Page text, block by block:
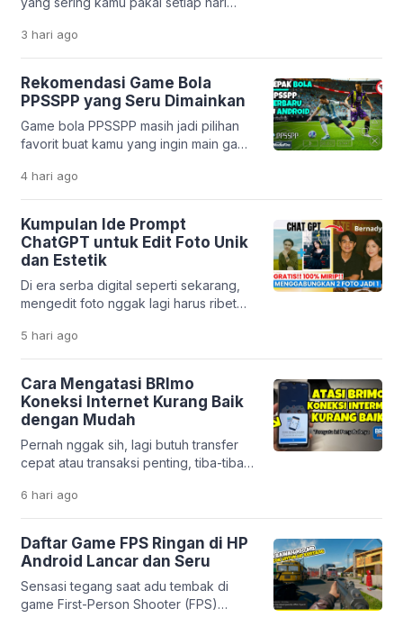
korban bisa terjebak bunga tinggi,
Indonesia? Mulai dari pesan ojek,
belanja online, sampai belajar,
semuanya bisa dilakukan lewat karya
anak bangsa. Perkembangan teknologi
digital di Indonesia memang sangat
pesat. Banyak startup lokal yang
berhasil menciptakan solusi praktis
mempermudah hidup, aplikasi […]
3 hari ago
Rekomendasi Game Bola
PPSSPP yang Seru Dimainkan
Game bola PPSSPP masih jadi pilihan
favorit buat kamu yang ingin main game
perangkat mahal. Emulator PPSSPP
memungkinkan kamu menjalankan
game PSP dengan lancar, bahkan di
HP dengan spesifikasi menengah ke
bawah. Menariknya, beberapa game
masih mendapatkan update dari
komunitas. Mulai dari transfer pemain
terbaru sampai patch liga […]
4 hari ago
Kumpulan Ide Prompt
ChatGPT untuk Edit Foto Unik
dan Estetik
Di era serba digital seperti sekarang,
mengedit foto nggak lagi harus ribet
kemajuan teknologi kecerdasan buatan
seperti ChatGPT, kamu cukup
mengetikkan perintah teks untuk
mengubah tampilan foto jadi lebih
estetik dan unik. Mulai dari efek
sinematik ala film, tampilan 3D yang
modern, sampai gaya anime yang lucu,
semuanya bisa […]
5 hari ago
Cara Mengatasi BRImo
Koneksi Internet Kurang Baik
dengan Mudah
Pernah nggak sih, lagi butuh transfer
cepat atau transaksi penting, tiba-tiba
kurang baik” di aplikasi BRImo?
Rasanya pasti bikin panik, apalagi kalau
situasinya mendesak. Masalah ini
memang cukup sering dialami oleh
nasabah Bank BRI. Tapi tenang,
penyebabnya nggak selalu karena
server gangguan. Justru, dalam banyak
6 hari ago
Daftar Game FPS Ringan di HP
Android Lancar dan Seru
Sensasi tegang saat adu tembak di
game First-Person Shooter (FPS)